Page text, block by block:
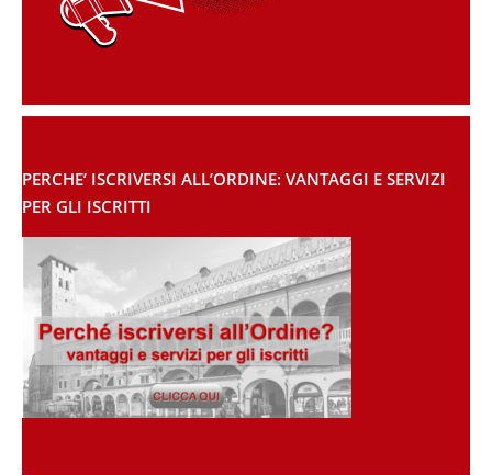
PERCHE’ ISCRIVERSI ALL’ORDINE: VANTAGGI E SERVIZI
PER GLI ISCRITTI